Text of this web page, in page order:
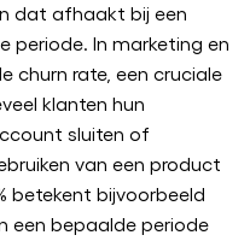
dat afhaakt bij een
periode. In marketing en
churn rate, een cruciale
klanten hun
sluiten of
van een product
betekent bijvoorbeeld
een bepaalde periode